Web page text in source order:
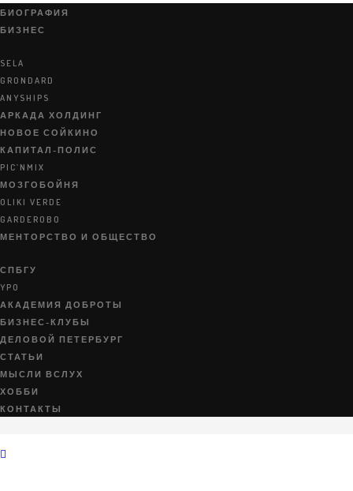
БИОГРАФИЯ
БИЗНЕС
SELA
GRONDARD
ANYSHIPS
АРКАДА ХОЛДИНГ
НОВОЕ СОЙКИНО
КАПИТАЛ-ПОЛИС
PIC’NMIX
МОЗГОБОЙНЯ
OLIKI VERDE
GARDEROBO
МЕНТОРСТВО И ОБЩЕСТВО
СПБГУ
YPO
АКАДЕМИЯ ДОБРОТЫ
БИЗНЕС-КЛУБЫ
ДЕЛОВОЙ ПЕТЕРБУРГ
СТАТЬИ
МЫСЛИ ВСЛУХ
ХОББИ
КОНТАКТЫ
Производитель развивающих детских игрушек.
Previous Project
Next Project